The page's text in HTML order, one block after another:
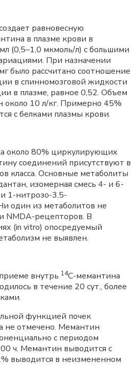
равновесную
в плазме крови в
(0,5–1,0 мкмоль/л) с большими
При назначении
было рассчитано соотношение
в спинномозговой жидкости
в плазме, равное 0,52. Объем
около 10 л/кг. Примерно 45%
с белками плазмы крови.
около 80% циркулирующих
соединений присутствуют в
класса. Основные метаболиты
изомерная смесь 4- и 6-
1-нитрозо-3,5-
один из метаболитов не
NMDA-рецепторов. В
(in vitro) опосредуемый
не выявлен.
внутрь 14С-мемантина
в течение 20 сут., более
функцией почек
не отмечено. Мемантин
с периодом
ч. Мемантин выводится с
выводится в неизмененном